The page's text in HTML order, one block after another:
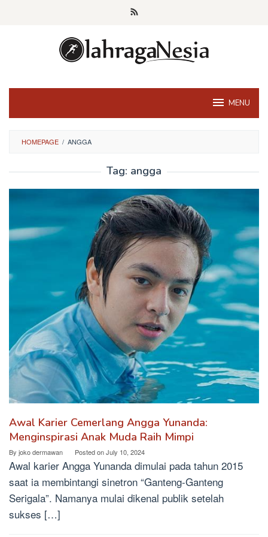
MENU
HOMEPAGE / ANGGA
Tag: angga
Awal Karier Cemerlang Angga Yunanda:
Menginspirasi Anak Muda Raih Mimpi
By joko dermawan Posted onJuly 10, 2024
Awal karier Angga Yunanda dimulai pada tahun 2015
saat ia membintangi sinetron “Ganteng-Ganteng
Serigala”. Namanya mulai dikenal publik setelah
sukses […]